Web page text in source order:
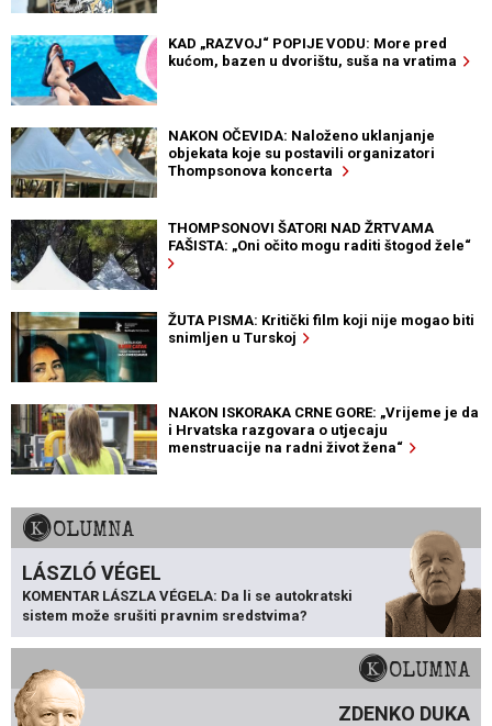
KAD „RAZVOJ“ POPIJE VODU: More pred
kućom, bazen u dvorištu, suša na vratima
NAKON OČEVIDA: Naloženo uklanjanje
objekata koje su postavili organizatori
Thompsonova koncerta
THOMPSONOVI ŠATORI NAD ŽRTVAMA
FAŠISTA: „Oni očito mogu raditi štogod žele“
ŽUTA PISMA: Kritički film koji nije mogao biti
snimljen u Turskoj
NAKON ISKORAKA CRNE GORE: „Vrijeme je da
i Hrvatska razgovara o utjecaju
menstruacije na radni život žena“
KOLUMNA
LÁSZLÓ VÉGEL
KOMENTAR LÁSZLA VÉGELA: Da li se autokratski
sistem može srušiti pravnim sredstvima?
KOLUMNA
ZDENKO DUKA